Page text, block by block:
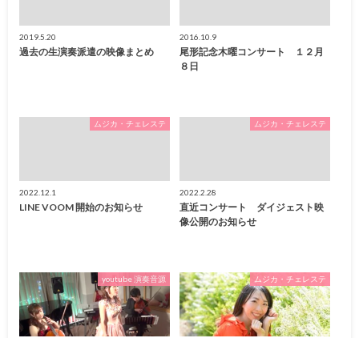
2019.5.20
過去の生演奏派遣の映像まとめ
2016.10.9
尾形記念木曜コンサート １２月
８日
ムジカ・チェレステ
2022.12.1
LINE VOOM 開始のお知らせ
ムジカ・チェレステ
2022.2.28
直近コンサート ダイジェスト映
像公開のお知らせ
youtube 演奏音源 ムジカ・チェレステ